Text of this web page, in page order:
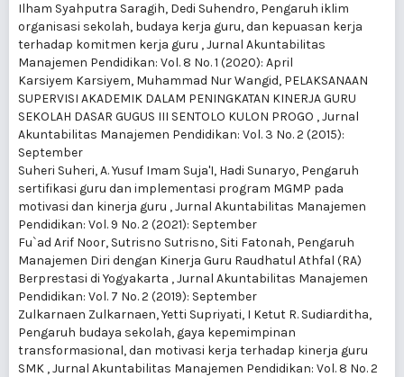
Ilham Syahputra Saragih, Dedi Suhendro, Pengaruh iklim
organisasi sekolah, budaya kerja guru, dan kepuasan kerja
terhadap komitmen kerja guru ,Jurnal Akuntabilitas
Manajemen Pendidikan: Vol. 8 No. 1 (2020): April
Karsiyem Karsiyem, Muhammad Nur Wangid, PELAKSANAAN
SUPERVISI AKADEMIK DALAM PENINGKATAN KINERJA GURU
SEKOLAH DASAR GUGUS III SENTOLO KULON PROGO ,Jurnal
Akuntabilitas Manajemen Pendidikan: Vol. 3 No. 2 (2015):
September
Suheri Suheri, A. Yusuf Imam Suja'I, Hadi Sunaryo, Pengaruh
sertifikasi guru dan implementasi program MGMP pada
motivasi dan kinerja guru ,Jurnal Akuntabilitas Manajemen
Pendidikan: Vol. 9 No. 2 (2021): September
Fu`ad Arif Noor, Sutrisno Sutrisno, Siti Fatonah, Pengaruh
Manajemen Diri dengan Kinerja Guru Raudhatul Athfal (RA)
Berprestasi di Yogyakarta ,Jurnal Akuntabilitas Manajemen
Pendidikan: Vol. 7 No. 2 (2019): September
Zulkarnaen Zulkarnaen, Yetti Supriyati, I Ketut R. Sudiarditha,
Pengaruh budaya sekolah, gaya kepemimpinan
transformasional, dan motivasi kerja terhadap kinerja guru
SMK ,Jurnal Akuntabilitas Manajemen Pendidikan: Vol. 8 No. 2